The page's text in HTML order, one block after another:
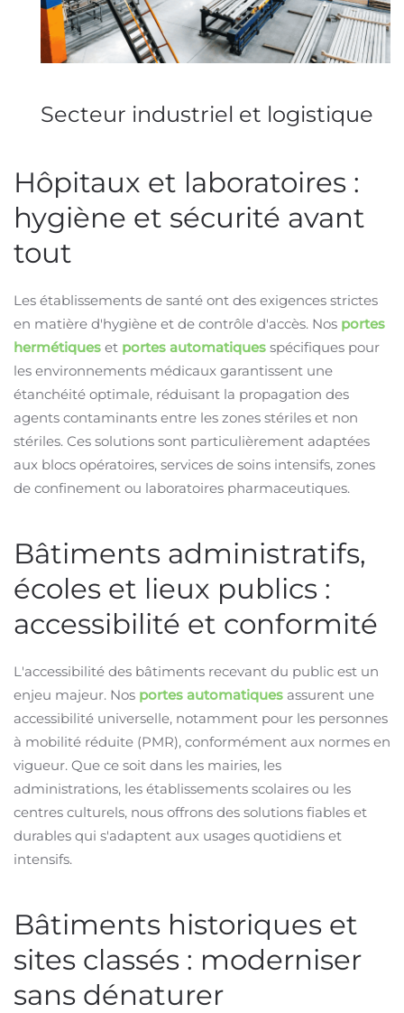
Secteur industriel et logistique
Hôpitaux et laboratoires :
hygiène et sécurité avant
tout
Les établissements de santé ont des exigences strictes
en matière d'hygiène et de contrôle d'accès. Nos portes
hermétiques et portes automatiques spécifiques pour
les environnements médicaux garantissent une
étanchéité optimale, réduisant la propagation des
agents contaminants entre les zones stériles et non
stériles. Ces solutions sont particulièrement adaptées
aux blocs opératoires, services de soins intensifs, zones
de confinement ou laboratoires pharmaceutiques.
Bâtiments administratifs,
écoles et lieux publics :
accessibilité et conformité
L'accessibilité des bâtiments recevant du public est un
enjeu majeur. Nos portes automatiques assurent une
accessibilité universelle, notamment pour les personnes
à mobilité réduite (PMR), conformément aux normes en
vigueur. Que ce soit dans les mairies, les
administrations, les établissements scolaires ou les
centres culturels, nous offrons des solutions fiables et
durables qui s'adaptent aux usages quotidiens et
intensifs.
Bâtiments historiques et
sites classés : moderniser
sans dénaturer